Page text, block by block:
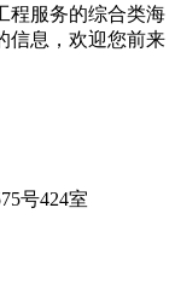
程服务的综合类海
信息，欢迎您前来
号424室